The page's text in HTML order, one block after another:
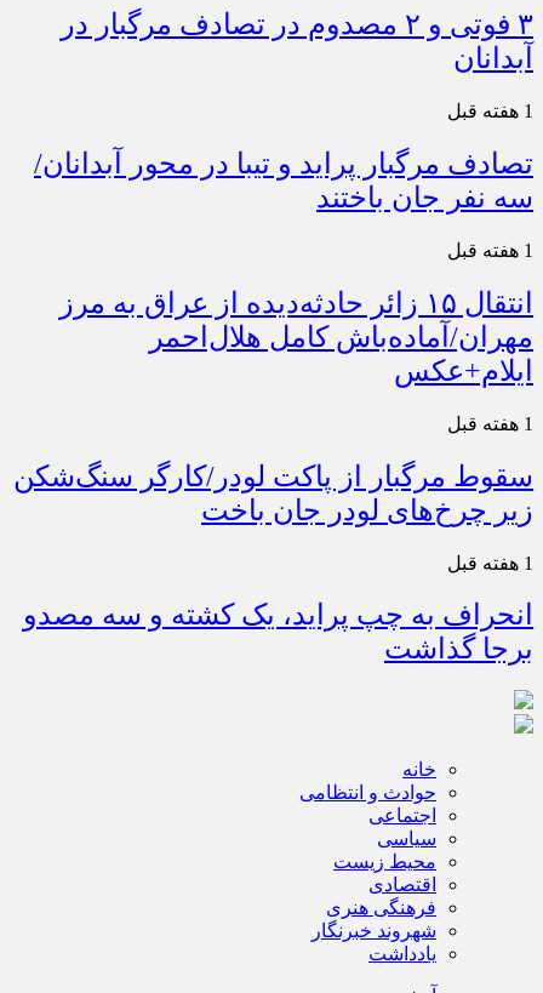
۳ فوتی و ۲ مصدوم در تصادف مرگبار در
آبدانان
1 هفته قبل
تصادف مرگبار پراید و تیبا در محور آبدانان/
سه نفر جان باختند
1 هفته قبل
انتقال ۱۵ زائر حادثه‌دیده از عراق به مرز
مهران/آماده‌باش کامل هلال‌احمر
ایلام+عکس
1 هفته قبل
سقوط مرگبار از پاکت لودر/کارگر سنگ‌شکن
زیر چرخ‌های لودر جان باخت
1 هفته قبل
انحراف به چپ پراید، یک کشته و سه مصدو
برجا گذاشت
خانه
حوادث و انتظامی
اجتماعی
سیاسی
محیط زیست
اقتصادی
فرهنگی هنری
شهروند خبرنگار
یادداشت